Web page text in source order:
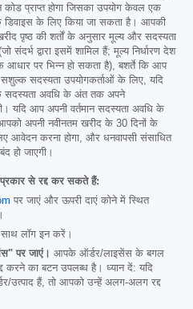
प्राप्त होगा जिसका उपयोग केवल एक
के लिए किया जा सकता है। आपकी
पृष्ठ की शर्तों के अनुसार मूल्य और सदस्यता
संदर्भ द्वारा इसमें शामिल हैं; मूल्य निर्धारण देश
आधार पर भिन्न हो सकता है), बशर्ते कि आप
सशुल्क सदस्यता उपयोगकर्ताओं के लिए, यदि
सदस्यता अवधि के अंत तक अपने
यदि आप अपनी वर्तमान सदस्यता अवधि के
आपको अपनी नवीनतम खरीद के 30 दिनों के
आवेदन करना होगा, और धनवापसी संसाधित
हो जाएगी।
से रद्द कर सकते हैं:
पर जाएं और ऊपरी दाएं कोने में स्थित
लॉग इन करें।
पर जाएं। आपके ऑर्डर/लाइसेंस के बगल
करने का बटन उपलब्ध है। ध्यान दें: यदि
हैं, तो आपको उन्हें अलग-अलग रद्द